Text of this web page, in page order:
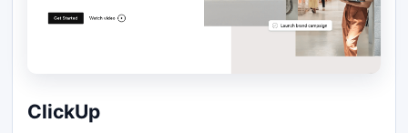
ClickUp